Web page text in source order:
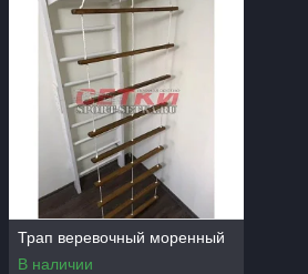
Трап веревочный моренный
В наличии